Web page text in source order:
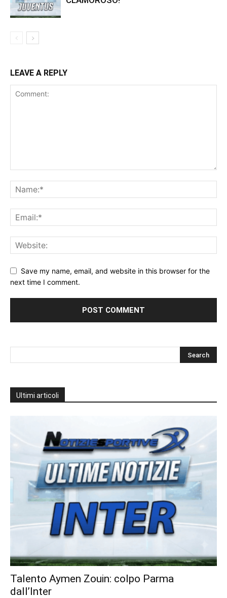
LEAVE A REPLY
Save my name, email, and website in this browser for the
next time I comment.
Ultimi articoli
Talento Aymen Zouin: colpo Parma
dall’Inter